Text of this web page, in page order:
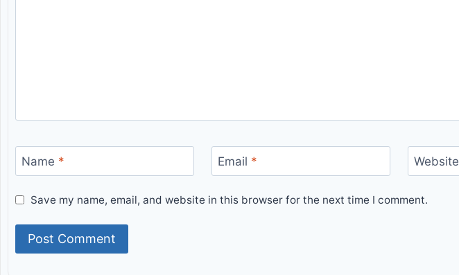
Name * Email * Website
Save my name, email, and website in this browser for the next time I comment.